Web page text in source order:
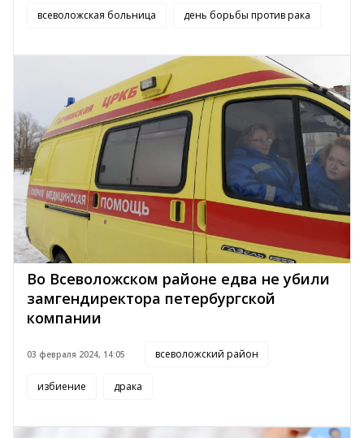
всеволожская больница день борьбы против рака
Во Всеволожском районе едва не убили
замгендиректора петербургской
компании
03 февраля 2024, 14:05 всеволожский район
избиение драка